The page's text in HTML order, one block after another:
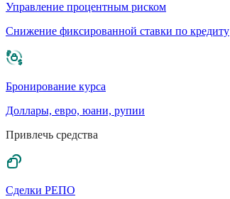
Управление процентным риском
Cнижение фиксированной ставки по кредиту
Бронирование курса
Доллары, евро, юани, рупии
Привлечь средства
Сделки РЕПО